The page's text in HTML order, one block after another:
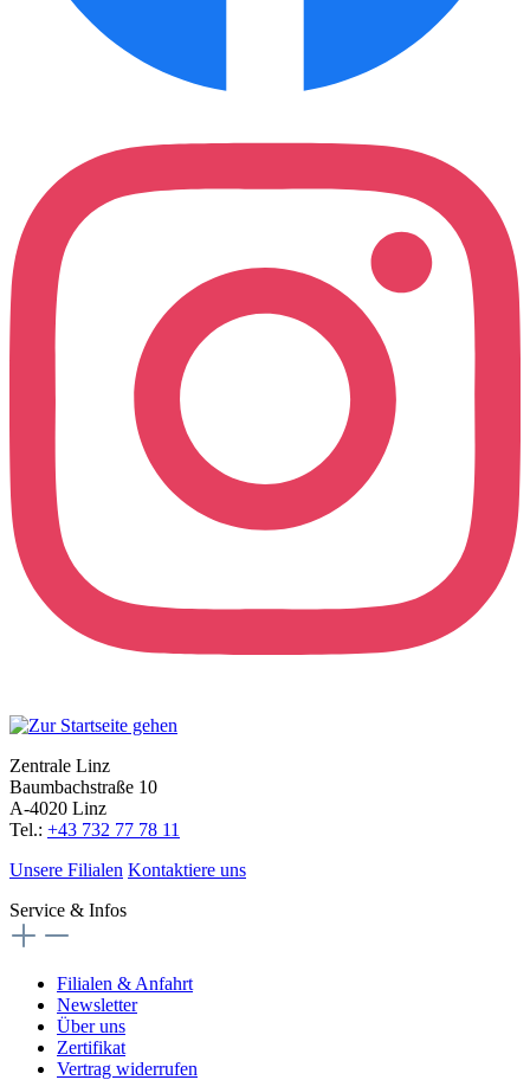
Zentrale Linz
Baumbachstraße 10
A-4020 Linz
Tel.: +43 732 77 78 11
Unsere Filialen Kontaktiere uns
Service & Infos
Filialen & Anfahrt
Newsletter
Über uns
Zertifikat
Vertrag widerrufen